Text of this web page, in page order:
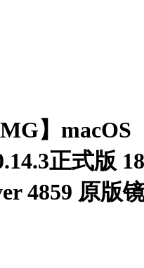
】macOS
正式版
4859 原版